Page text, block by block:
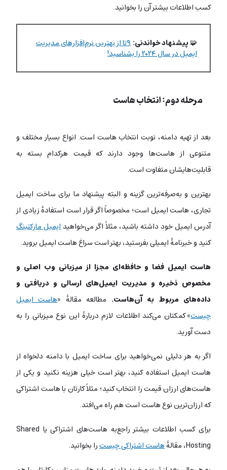
کسب اطلاعات بیشتر آن را بخوانید.
🧩پیشنهاد خواندنی: ۹تا از بهترین نرم‌افزارهای مدیریت
ایمیل در سال ۲۰۲۴ را بشناسید!
مرحله دوم: انتخاب هاست
بعد از تهیه دامنه، نوبت انتخاب هاست است. انواع بسیار مختلف و
متنوعی از هاست‌ها وجود دارند که قیمت هرکدام بسته به
قابلیت‌هایشان متفاوت است.
بهترین و به‌صرفه‌ترین گزینه و البته پیشنهاد ما برای ساخت ایمیل
تجاری، هاست ایمیل است؛ مخصوصاً اگر قرار است استفادۀ زیادی از
آدرس ایمیل خود داشته باشید، مثلاً اگر می‌خواهیدایمیل مارکتینگ
کنید و خبرنامۀ ایمیلی بفرستید، بهتر است سراغ هاست ایمیل بروید.
هاست ایمیل فضا و حافظه‌ای مجزا از میزبانی وب اصلی و
مخصوص ذخیره و مدیریت ایمیل‌های ارسالی و دریافتی و
داده‌های مربوط به آن‌هاست. مطالعه مقالۀ «هاست ایمیل
چیست» کمکتان می‌کند اطلاعات لازم دربارۀ این نوع میزبانی را به
دست آورید.
اگر به هر دلیلی نمی‌خواهید برای ساخت ایمیل با دامنه دلخواه از
هاست ایمیل استفاده کنید، بهتر است خیلی هزینه نکنید و یکی از
هاست‌های ارزان قیمت را انتخاب کنید؛ مثلاً کارتان با هاست اشتراکی
که ارزان‌ترین نوع هاست است هم راه می‌افتد.
برای کسب اطلاعات بیشتر راجع‌به هاست‌های اشتراکی یا Shared
Hosting، مقالۀ
هاست اشتراکی چیسترا بخوانید.